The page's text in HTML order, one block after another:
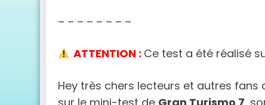
– – – – – – – –
ATTENTION : Ce test a été réalisé
Hey très chers lecteurs et autres fans